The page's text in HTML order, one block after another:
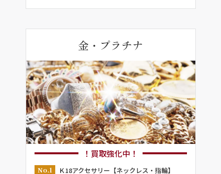
金・プラチナ
！買取強化中！
No.1
Ｋ18アクセサリー【ネックレス・指輪】